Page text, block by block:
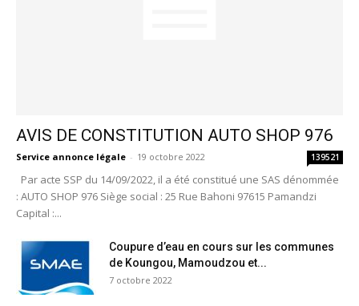
AVIS DE CONSTITUTION AUTO SHOP 976
Service annonce légale - 19 octobre 2022 139521
Par acte SSP du 14/09/2022, il a été constitué une SAS dénommée
: AUTO SHOP 976 Siège social : 25 Rue Bahoni 97615 Pamandzi
Capital :...
Coupure d’eau en cours sur les communes
de Koungou, Mamoudzou et...
7 octobre 2022